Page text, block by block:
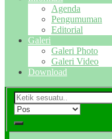
Agenda
Pengumuman
Editorial
Galeri
Galeri Photo
Galeri Video
Download